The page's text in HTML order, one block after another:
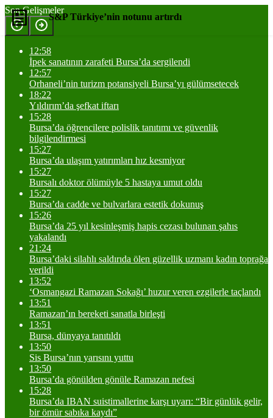
Son Gelişmeler
12:58
İpek sanatının zarafeti Bursa’da sergilendi
12:57
Orhaneli’nin turizm potansiyeli Bursa’yı gülümsetecek
18:22
Yıldırım’da şefkat iftarı
15:28
Bursa’da öğrencilere polislik tanıtımı ve güvenlik
bilgilendirmesi
15:27
Bursa’da ulaşım yatırımları hız kesmiyor
15:27
Bursalı doktor ölümüyle 5 hastaya umut oldu
15:27
Bursa’da cadde ve bulvarlara estetik dokunuş
15:26
Bursa’da 25 yıl kesinleşmiş hapis cezası bulunan şahıs
yakalandı
21:24
Bursa’daki silahlı saldırıda ölen güzellik uzmanı kadın toprağa
verildi
13:52
‘Osmangazi Ramazan Sokağı’ huzur veren ezgilerle taçlandı
13:51
Ramazan’ın bereketi sanatla birleşti
13:51
Bursa, dünyaya tanıtıldı
13:50
Sis Bursa’nın yarısını yuttu
13:50
Bursa’da gönülden gönüle Ramazan nefesi
15:28
Bursa’da IBAN suistimallerine karşı uyarı: “Bir günlük gelir,
bir ömür sabıka kaydı”
S&P Türkiye’nin notunu artırdı
Yorum Yap